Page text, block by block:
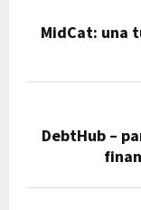
MidCat: una
DebtHub –